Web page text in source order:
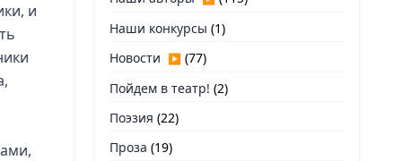
и

Наши конкурсы (1)
Новости ▶ (77)
Пойдем в театр! (2)
Поэзия (22)
Проза (19)